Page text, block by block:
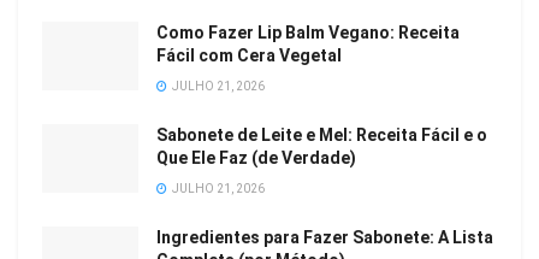
Como Fazer Lip Balm Vegano: Receita
Fácil com Cera Vegetal
JULHO 21, 2026
Sabonete de Leite e Mel: Receita Fácil e o
Que Ele Faz (de Verdade)
JULHO 21, 2026
Ingredientes para Fazer Sabonete: A Lista